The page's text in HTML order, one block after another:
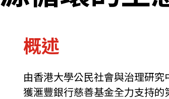
概述
由香港大學公民社會與治理研
獲滙豐銀行慈善基金全力支持